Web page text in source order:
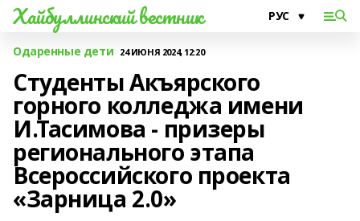
Хайбуллинский вестник
Одаренные дети 24 ИЮНЯ 2024, 12:20
Студенты Акъярского
горного колледжа имени
И.Тасимова - призеры
регионального этапа
Всероссийского проекта
«Зарница 2.0»